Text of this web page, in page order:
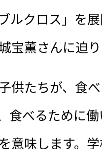
ルクロス」を
宝薫さんに迫
供たちが、食
食べるために
意味します。